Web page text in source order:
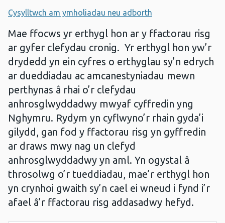
Cysylltwch am ymholiadau neu adborth
Mae ffocws yr erthygl hon ar y ffactorau risg
ar gyfer clefydau cronig. Yr erthygl hon yw’r
drydedd yn ein cyfres o erthyglau sy’n edrych
ar dueddiadau ac amcanestyniadau mewn
perthynas â rhai o’r clefydau
anhrosglwyddadwy mwyaf cyffredin yng
Nghymru. Rydym yn cyflwyno’r rhain gyda’i
gilydd, gan fod y ffactorau risg yn gyffredin
ar draws mwy nag un clefyd
anhrosglwyddadwy yn aml. Yn ogystal â
throsolwg o’r tueddiadau, mae’r erthygl hon
yn crynhoi gwaith sy’n cael ei wneud i fynd i’r
afael â’r ffactorau risg addasadwy hefyd.